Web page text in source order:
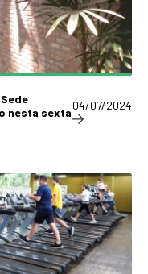
nesta sexta
04/07/2024